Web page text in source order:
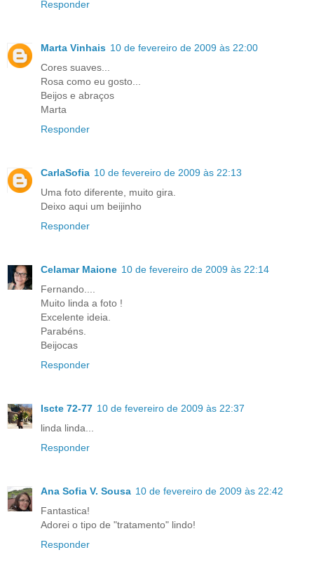
Responder
Marta Vinhais 10 de fevereiro de 2009 às 22:00
Cores suaves...
Rosa como eu gosto...
Beijos e abraços
Marta
Responder
CarlaSofia 10 de fevereiro de 2009 às 22:13
Uma foto diferente, muito gira.
Deixo aqui um beijinho
Responder
Celamar Maione 10 de fevereiro de 2009 às 22:14
Fernando....
Muito linda a foto !
Excelente ideia.
Parabéns.
Beijocas
Responder
Iscte 72-77 10 de fevereiro de 2009 às 22:37
linda linda...
Responder
Ana Sofia V. Sousa 10 de fevereiro de 2009 às 22:42
Fantastica!
Adorei o tipo de "tratamento" lindo!
Responder